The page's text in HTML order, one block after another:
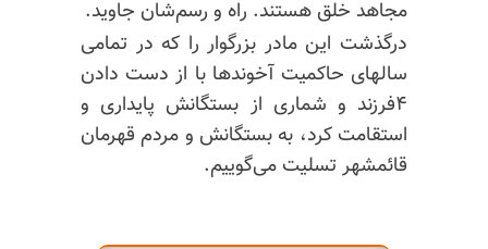
مجاهد خلق هستند. راه و رسم‌شان جاوید.
درگذشت این مادر بزرگوار را که در تمامی
سالهای حاکمیت آخوندها با از دست دادن
۴فرزند و شماری از بستگانش پایداری و
استقامت کرد، به بستگانش و مردم قهرمان
قائمشهر تسلیت می‌گوییم.